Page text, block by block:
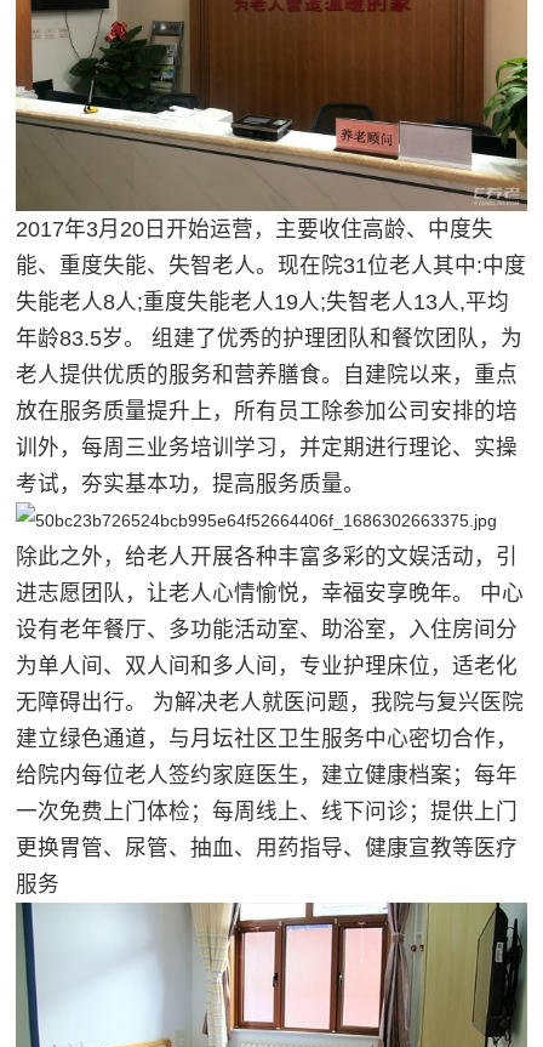
2017年3月20日开始运营，主要收住高龄、中度失
能、重度失能、失智老人。现在院31位老人其中:中度
失能老人8人;重度失能老人19人;失智老人13人,平均
年龄83.5岁。 组建了优秀的护理团队和餐饮团队，为
老人提供优质的服务和营养膳食。自建院以来，重点
放在服务质量提升上，所有员工除参加公司安排的培
训外，每周三业务培训学习，并定期进行理论、实操
考试，夯实基本功，提高服务质量。
除此之外，给老人开展各种丰富多彩的文娱活动，引
进志愿团队，让老人心情愉悦，幸福安享晚年。 中心
设有老年餐厅、多功能活动室、助浴室，入住房间分
为单人间、双人间和多人间，专业护理床位，适老化
无障碍出行。 为解决老人就医问题，我院与复兴医院
建立绿色通道，与月坛社区卫生服务中心密切合作，
给院内每位老人签约家庭医生，建立健康档案；每年
一次免费上门体检；每周线上、线下问诊；提供上门
更换胃管、尿管、抽血、用药指导、健康宣教等医疗
服务